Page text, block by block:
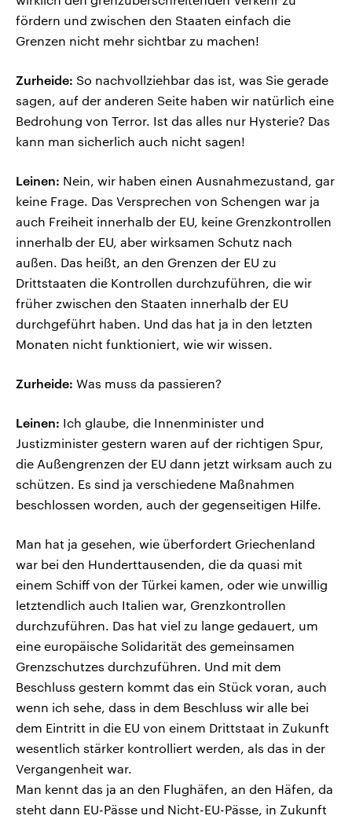
fördern und zwischen den Staaten einfach die
Grenzen nicht mehr sichtbar zu machen!
Zurheide: So nachvollziehbar das ist, was Sie gerade
sagen, auf der anderen Seite haben wir natürlich eine
Bedrohung von Terror. Ist das alles nur Hysterie? Das
kann man sicherlich auch nicht sagen!
Leinen: Nein, wir haben einen Ausnahmezustand, gar
keine Frage. Das Versprechen von Schengen war ja
auch Freiheit innerhalb der EU, keine Grenzkontrollen
innerhalb der EU, aber wirksamen Schutz nach
außen. Das heißt, an den Grenzen der EU zu
Drittstaaten die Kontrollen durchzuführen, die wir
früher zwischen den Staaten innerhalb der EU
durchgeführt haben. Und das hat ja in den letzten
Monaten nicht funktioniert, wie wir wissen.
Zurheide: Was muss da passieren?
Leinen: Ich glaube, die Innenminister und
Justizminister gestern waren auf der richtigen Spur,
die Außengrenzen der EU dann jetzt wirksam auch zu
schützen. Es sind ja verschiedene Maßnahmen
beschlossen worden, auch der gegenseitigen Hilfe.
Man hat ja gesehen, wie überfordert Griechenland
war bei den Hunderttausenden, die da quasi mit
einem Schiff von der Türkei kamen, oder wie unwillig
letztendlich auch Italien war, Grenzkontrollen
durchzuführen. Das hat viel zu lange gedauert, um
eine europäische Solidarität des gemeinsamen
Grenzschutzes durchzuführen. Und mit dem
Beschluss gestern kommt das ein Stück voran, auch
wenn ich sehe, dass in dem Beschluss wir alle bei
dem Eintritt in die EU von einem Drittstaat in Zukunft
wesentlich stärker kontrolliert werden, als das in der
Vergangenheit war.
Man kennt das ja an den Flughäfen, an den Häfen, da
steht dann EU-Pässe und Nicht-EU-Pässe, in Zukunft